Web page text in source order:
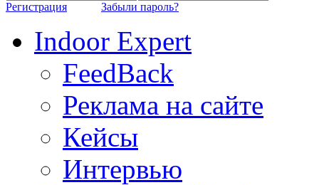
Регистрация Забыли пароль?
Indoor Expert
FeedBack
Реклама на сайте
Кейсы
Интервью